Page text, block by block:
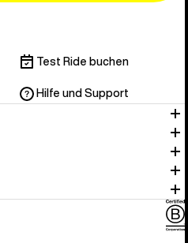
Test Ride buchen
Hilfe und Support